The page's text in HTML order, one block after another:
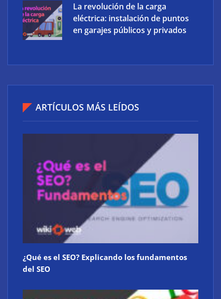
La revolución de la carga
eléctrica: instalación de puntos
en garajes públicos y privados
ARTÍCULOS MÁS LEÍDOS
¿Qué es el SEO? Explicando los fundamentos
del SEO